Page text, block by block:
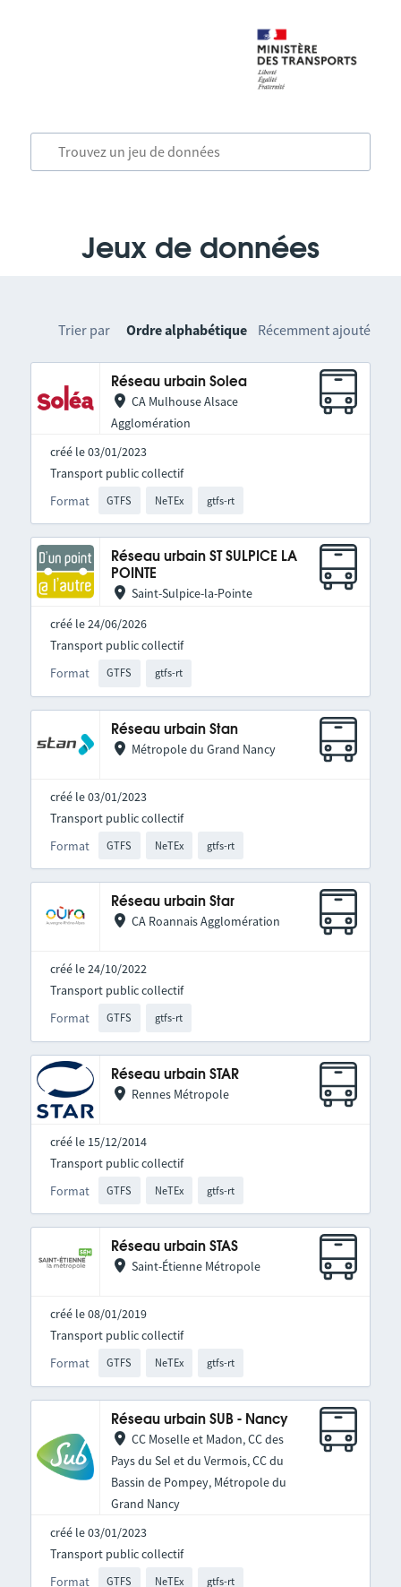
Jeux de données
Trier par Ordre alphabétique Récemment ajouté
Réseau urbain Solea
CA Mulhouse Alsace
Agglomération
créé le 03/01/2023
Format GTFS NeTEx gtfs-rt
Transport public collectif
Réseau urbain ST SULPICE LA
POINTE
Saint-Sulpice-la-Pointe
créé le 24/06/2026
Format GTFS gtfs-rt
Transport public collectif
Réseau urbain Stan
Métropole du Grand Nancy
créé le 03/01/2023
Format GTFS NeTEx gtfs-rt
Transport public collectif
Réseau urbain Star
CA Roannais Agglomération
créé le 24/10/2022
Format GTFS gtfs-rt
Transport public collectif
Réseau urbain STAR
Rennes Métropole
créé le 15/12/2014
Format GTFS NeTEx gtfs-rt
Transport public collectif
Réseau urbain STAS
Saint-Étienne Métropole
créé le 08/01/2019
Format GTFS NeTEx gtfs-rt
Transport public collectif
Réseau urbain SUB - Nancy
CC Moselle et Madon, CC des
Pays du Sel et du Vermois, CC du
Bassin de Pompey, Métropole du
Grand Nancy
créé le 03/01/2023
Format GTFS NeTEx gtfs-rt
Transport public collectif